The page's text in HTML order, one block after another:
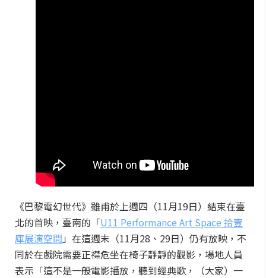
《巴黎電幻世代》雖甫於上週四（11月19日）結束在臺
北的首映，臺南的「U11 Performance Art Space 拾壹
庫展演空間 」在這週末（11月28、29日）仍有放映，不
同於在戲院需要正襟危坐在椅子靜靜的觀影，場地人員
表示「這不是一般電影播放，聽到經典歌，（大家）一